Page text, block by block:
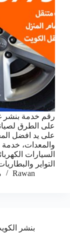
رقم خدمة بنشر
على الطرق
على يد افضل
والمعدات، خدمة
السيارات
التواير
Rawan
بنشر